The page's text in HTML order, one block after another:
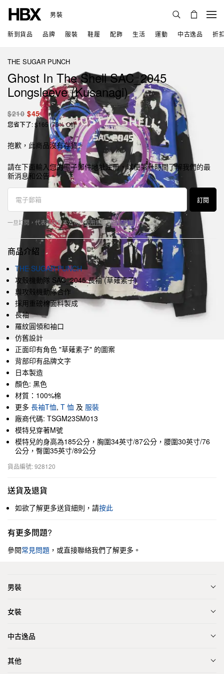
男裝
新到貨品 品牌 服裝 鞋履 配飾 生活 運動 中古逸品 折
THE SUGAR PUNCH
Ghost In The Shell SAC_2045
Longsleeve (Kusanagi)
$210 $45
您省下了: $165 (79% Off)
抱歉，此商品沒有存貨。
請在下面輸入您的電子郵件地址注册，以便第一時間了解我們的最
新消息和公告。
訂閱
一旦訂閱，代表您同意本公司的使用條款和隱私政策。
商品介紹
THE SUGAR PUNCH
攻殼機動隊 SAC_2045 長袖 (草薙素子)
與攻殼機動隊合作
採用重磅棉面料製成
長袖
羅紋圓領和袖口
仿舊設計
正面印有角色 "草薙素子" 的圖案
背部印有品牌文字
日本製造
顏色: 黑色
材質：100%棉
更多 長袖T恤, T 恤 及 服裝
廠商代碼: TSGM23SM013
模特兒穿著M號
模特兒的身高為185公分，胸圍34英寸/87公分，腰圍30英寸/76
公分，臀圍35英寸/89公分
貨品編號: 928120
送貨及退貨
如欲了解更多送貨細則，請按此
有更多問題?
參閱常見問題 ，或直接聯絡我們了解更多。
男裝
女裝
中古逸品
其他